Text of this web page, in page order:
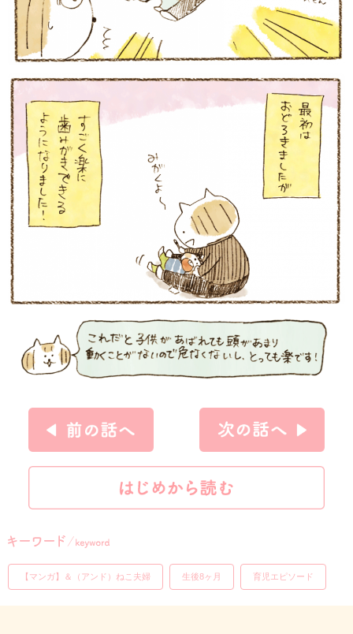
【マンガ】＆（アンド）ねこ夫婦 生後8ヶ月 育児エピソード